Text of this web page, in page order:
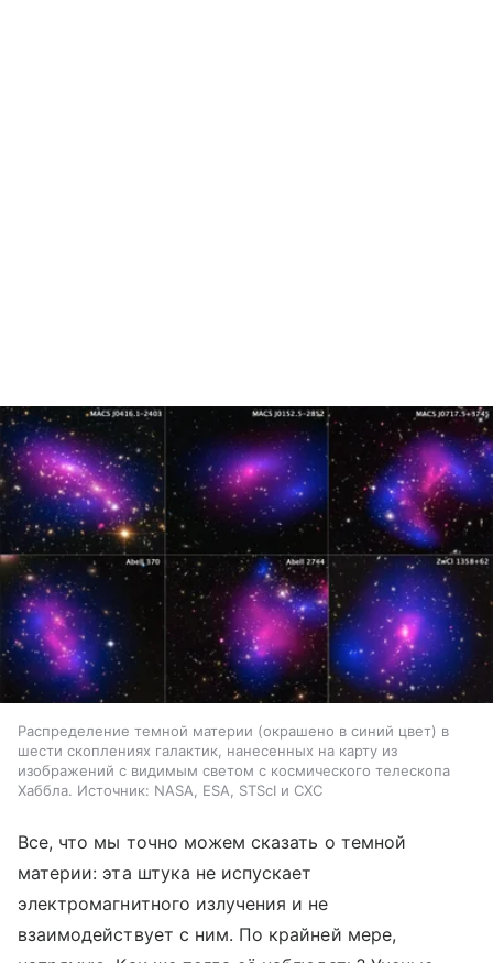
Распределение темной материи (окрашено в синий цвет) в
шести скоплениях галактик, нанесенных на карту из
изображений с видимым светом с космического телескопа
Хаббла. Источник: NASA, ESA, STScI и CXC
Все, что мы точно можем сказать о темной
материи: эта штука не испускает
электромагнитного излучения и не
взаимодействует с ним. По крайней мере,